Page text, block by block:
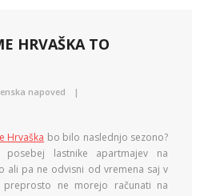
HRVAŠKA TO
napoved
Hrvaška bo bilo naslednjo sezono?
lastnike apartmajev na
ali pa ne odvisni od vremena saj v
preprosto ne morejo računati na